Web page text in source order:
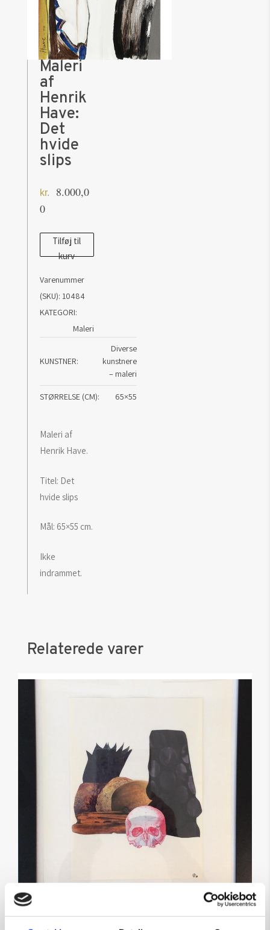
Maleri
af
Henrik
Have:
Det
hvide
slips
kr.
8.000,0
0
Maleri
af
slips
Tilføj til
kurv
Varenummer
(SKU): 10484
KATEGORI:
Maleri
KUNSTNER
Diverse
kunstnere
– maleri
STØRRELSE (CM) 65×55
Maleri af
Henrik Have.
Titel: Det
hvide slips
Mål: 65×55 cm.
Ikke
indrammet.
Relaterede varer
Fremmedgørelse 1